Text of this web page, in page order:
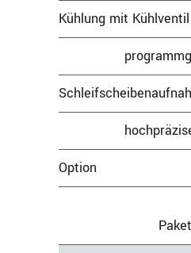
Kühlung mit Kühlventil
Option